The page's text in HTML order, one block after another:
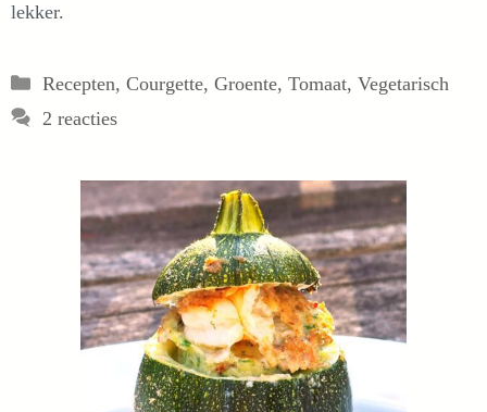
lekker.
Categorieën
Recepten, Courgette, Groente, Tomaat, Vegetarisch
2 reacties